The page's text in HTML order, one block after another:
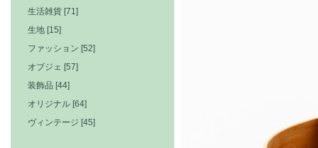
生活雑貨 [71]
生地 [15]
ファッション [52]
オブジェ [57]
装飾品 [44]
オリジナル [64]
ヴィンテージ [45]